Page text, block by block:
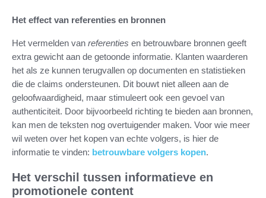
Het effect van referenties en bronnen
Het vermelden van referenties en betrouwbare bronnen geeft
extra gewicht aan de getoonde informatie. Klanten waarderen
het als ze kunnen terugvallen op documenten en statistieken
die de claims ondersteunen. Dit bouwt niet alleen aan de
geloofwaardigheid, maar stimuleert ook een gevoel van
authenticiteit. Door bijvoorbeeld richting te bieden aan bronnen,
kan men de teksten nog overtuigender maken. Voor wie meer
wil weten over het kopen van echte volgers, is hier de
informatie te vinden: betrouwbare volgers kopen.
Het verschil tussen informatieve en
promotionele content